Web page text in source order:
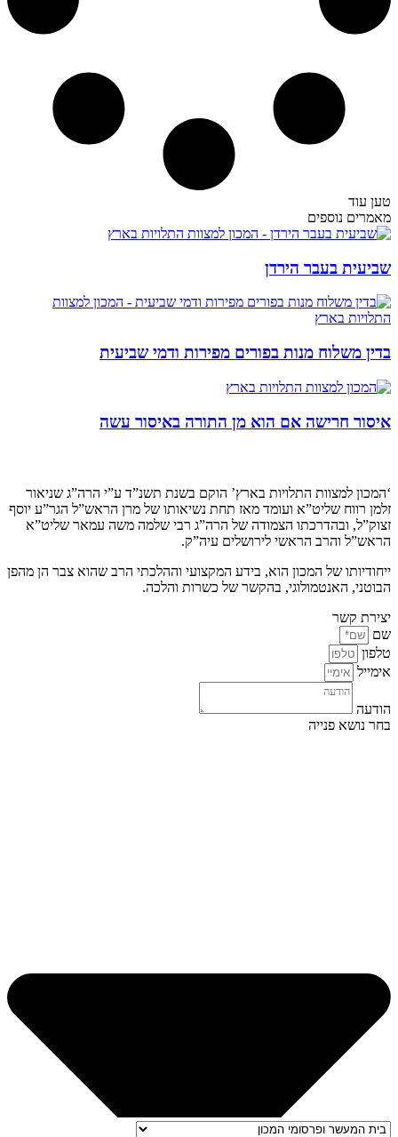
טען עוד
מאמרים נוספים
שביעית בעבר הירדן
בדין משלוח מנות בפורים מפירות ודמי שביעית
איסור חרישה אם הוא מן התורה באיסור עשה
‘המכון למצוות התלויות בארץ’ הוקם בשנת תשנ”ד ע”י הרה”ג שניאור
זלמן רווח שליט”א ועומד מאז תחת נשיאותו של מרן הראש”ל הגר”ע יוסף
זצוק”ל, ובהדרכתו הצמודה של הרה”ג רבי שלמה משה עמאר שליט”א
הראש”ל והרב הראשי לירושלים עיה”ק.
ייחודיותו של המכון הוא, בידע המקצועי וההלכתי הרב שהוא צבר הן מהפן
הבוטני, האנטמולוגי, בהקשר של כשרות והלכה.
יצירת קשר
שם
טלפון
אימייל
הודעה
בחר נושא פנייה